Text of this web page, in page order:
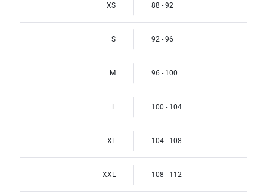
XS 88 - 92
S 92 - 96
M 96 - 100
L 100 - 104
XL 104 - 108
XXL 108 - 112